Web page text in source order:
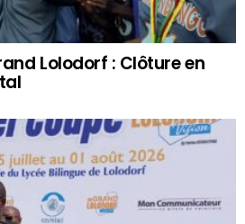
Lolodorf : Clôture en